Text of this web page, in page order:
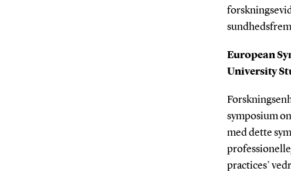
European
University
symposium
med dette
practices’